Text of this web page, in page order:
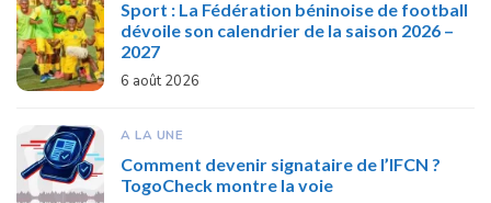
Sport : La Fédération béninoise de football
dévoile son calendrier de la saison 2026 –
2027
6 août 2026
A LA UNE
Comment devenir signataire de l’IFCN ?
TogoCheck montre la voie